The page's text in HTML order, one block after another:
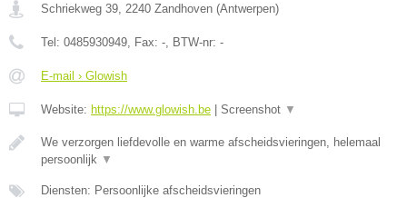
Schriekweg 39, 2240 Zandhoven (Antwerpen)
Tel: 0485930949, Fax: -, BTW-nr: -
E-mail › Glowish
Website: https://www.glowish.be Screenshot ▼
We verzorgen liefdevolle en warme afscheidsvieringen, helemaal
persoonlijk ▼
Diensten: Persoonlijke afscheidsvieringen